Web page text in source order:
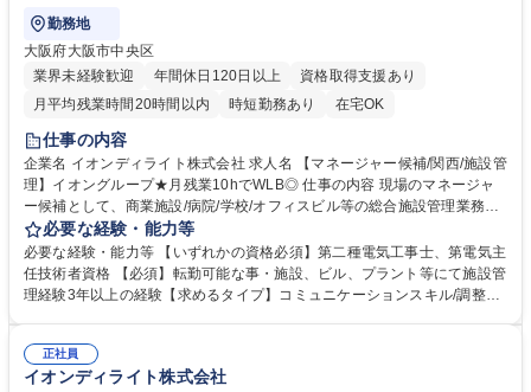
勤務地
大阪府大阪市中央区
業界未経験歓迎
年間休日120日以上
資格取得支援あり
月平均残業時間20時間以内
時短勤務あり 在宅OK
仕事の内容
企業名 イオンディライト株式会社 求人名 【マネージャー候補/関西/施設管
理】イオングループ★月残業10hでWLB◎ 仕事の内容 現場のマネージャ
ー候補として、商業施設/病院/学校/オフィスビル等の総合施設管理業務を
担当していただきます。※社員区分はグローバルまたはナショナルで選択
いただけます。 ・グローバル社員（海外・日本国内転勤有） ・ナショナ
ル社員（日本国内転勤有）※備考欄により詳細な情報を記載 ＜具体的な業
務内容＞■建物設備機器の操作運転業務 ■設備の日常保守点検業務■設備改
設管理】イオングループ★月残業10hでWLB◎
必要な経験・能力等
必要な経験・能力等 【いずれかの資格必須】第二種電気工事士、第電気主
任技術者資格 【必須】転勤可能な事・施設、ビル、プラント等にて施設管
理経験3年以上の経験【求めるタイプ】コミュニケーションスキル/調整ス
ル、医療･福祉施設、学校施設などさまざまな施設へサービスを提供して
います。入社後は、経験に応じた研修プログラムと資格取得支援制度で、
正社員
イオンディライト株式会社